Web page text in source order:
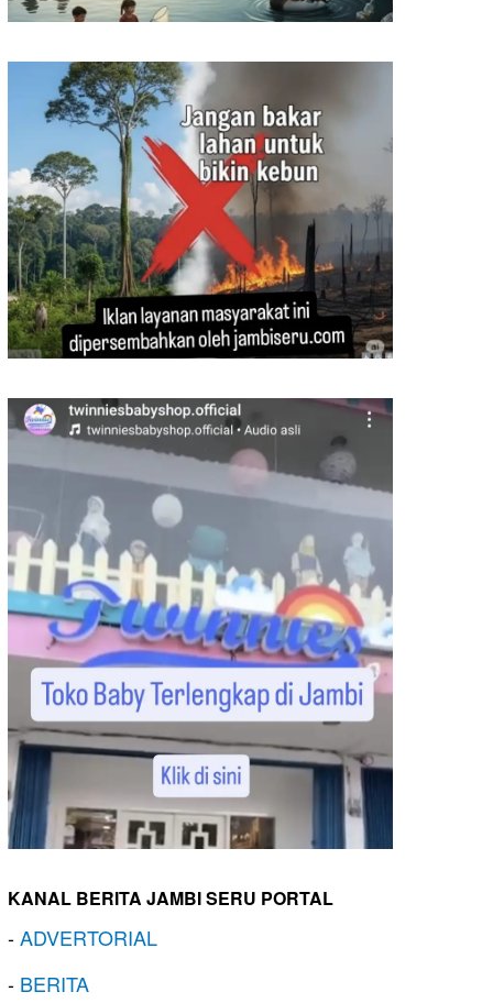
KANAL BERITA JAMBI SERU PORTAL
-ADVERTORIAL
- BERITA